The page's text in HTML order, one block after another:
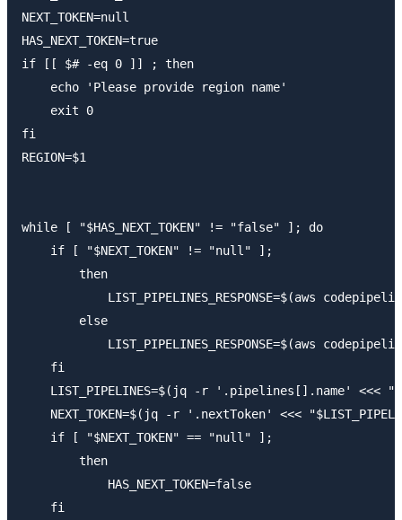
NEXT_TOKEN=null
HAS_NEXT_TOKEN=true
if [[ $# -eq 0 ]] ; then
    echo 'Please provide region name'
    exit 0
fi
REGION=$1
while [ "$HAS_NEXT_TOKEN" != "false" ]; do
    if [ "$NEXT_TOKEN" != "null" ];
        then
LIST_PIPELINES_RESPONSE=$(aws
        else
LIST_PIPELINES_RESPONSE=$(aws
    fi
LIST_PIPELINES=$(jq -r '.pipelines[].name' <<<
NEXT_TOKEN=$(jq -r '.nextToken' <<<
    if [ "$NEXT_TOKEN" == "null" ];
        then
            HAS_NEXT_TOKEN=false
    fi